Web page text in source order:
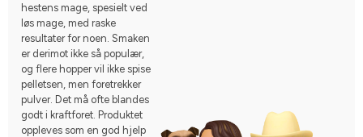
hestens mage, spesielt ved
løs mage, med raske
resultater for noen. Smaken
er derimot ikke så populær,
og flere hopper vil ikke spise
pelletsen, men foretrekker
pulver. Det må ofte blandes
godt i kraftforet. Produktet
oppleves som en god hjelp